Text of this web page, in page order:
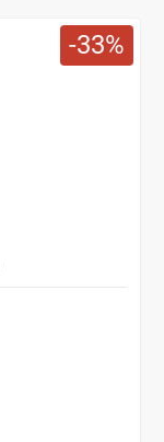
33